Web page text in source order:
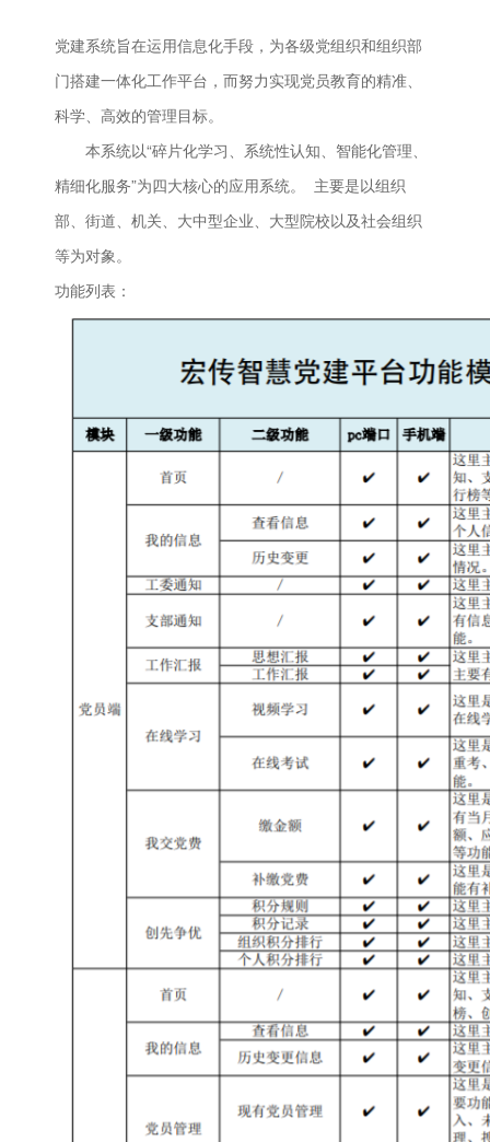
党建系统旨在运用信息化手段，为各级党组织和组织部
门搭建一体化工作平台，而努力实现党员教育的精准、
科学、高效的管理目标。
本系统以“碎片化学习、系统性认知、智能化管理、
精细化服务”为四大核心的应用系统。 主要是以组织
部、街道、机关、大中型企业、大型院校以及社会组织
等为对象。
功能列表：